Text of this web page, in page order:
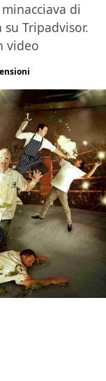
di
Tripadvisor.
video